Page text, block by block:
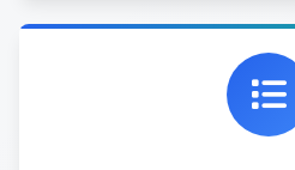
Каталог проверенных
состоянии, где вы
информацию о